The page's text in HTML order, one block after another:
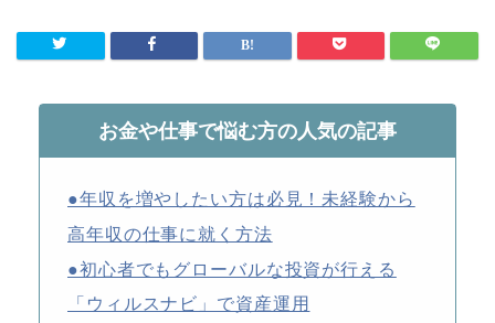
お金や仕事で悩む方の人気の記事
●年収を増やしたい方は必見！未経験から
高年収の仕事に就く方法
●初心者でもグローバルな投資が行える
「ウィルスナビ」で資産運用